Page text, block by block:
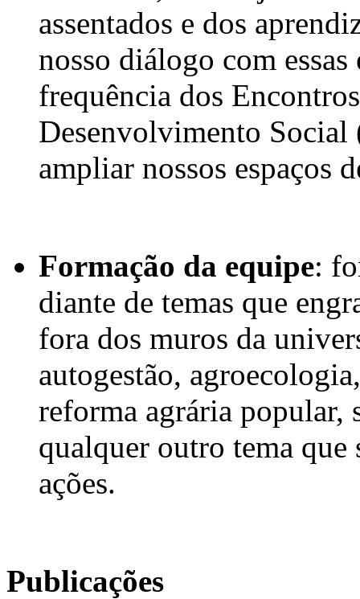
assentados e dos
nosso diálogo com
frequência dos
Desenvolvimento Social
ampliar nossos espaços
Formação da equipe:
diante de temas que
fora dos muros da
autogestão,
reforma agrária popular,
qualquer outro tema que
ações.
Publicações